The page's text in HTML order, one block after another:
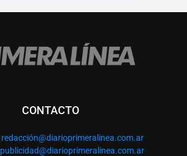
CONTACTO
redacción@diarioprimeralinea.com.ar
publicidad@diarioprimeralinea.com.ar